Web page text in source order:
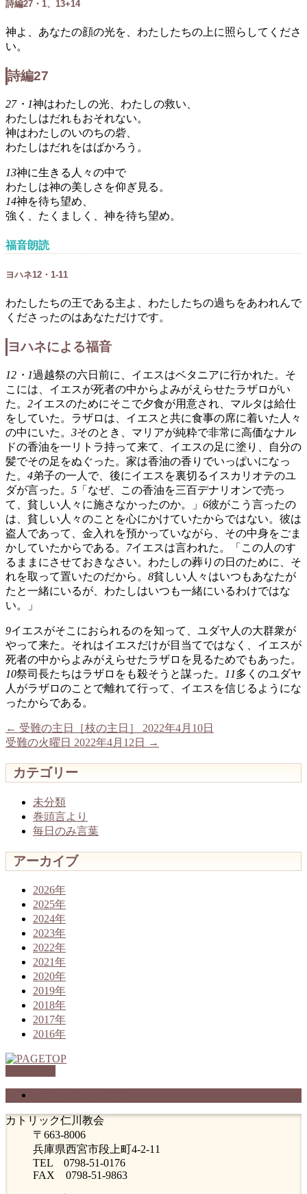
詩編27・1、13+14
神よ、あなたの顔の光を、わたしたちの上に照らしてくださ
い。
詩編27
27・1神はわたしの光、わたしの救い、
わたしはだれもおそれない。
神はわたしのいのちの砦、
わたしはだれをはばかろう。
13神に生きる人々の中で
わたしは神の美しさを仰ぎ見る。
14神を待ち望め、
強く、たくましく、神を待ち望め。
福音朗読
ヨハネ12・1-11
わたしたちの王である主よ、わたしたちの過ちをあわれんで
くださったのはあなただけです。
ヨハネによる福音
12・1過越祭の六日前に、イエスはベタニアに行かれた。そ
こには、イエスが死者の中からよみがえらせたラザロがい
た。 2イエスのためにそこで夕食が用意され、マルタは給仕
をしていた。ラザロは、イエスと共に食事の席に着いた人々
の中にいた。 3そのとき、マリアが純粋で非常に高価なナル
ドの香油を一リトラ持って来て、イエスの足に塗り、自分の
髪でその足をぬぐった。家は香油の香りでいっぱいになっ
た。 4弟子の一人で、後にイエスを裏切るイスカリオテのユ
ダが言った。 5 「なぜ、この香油を三百デナリオンで売っ
て、貧しい人々に施さなかったのか。」 6彼がこう言ったの
は、貧しい人々のことを心にかけていたからではない。彼は
盗人であって、金入れを預かっていながら、その中身をごま
かしていたからである。 7イエスは言われた。「この人のす
るままにさせておきなさい。わたしの葬りの日のために、そ
れを取って置いたのだから。 8貧しい人々はいつもあなたが
たと一緒にいるが、わたしはいつも一緒にいるわけではな
い。」
9イエスがそこにおられるのを知って、ユダヤ人の大群衆が
やって来た。それはイエスだけが目当てではなく、イエスが
死者の中からよみがえらせたラザロを見るためでもあった。
10祭司長たちはラザロをも殺そうと謀った。 11多くのユダヤ
人がラザロのことで離れて行って、イエスを信じるようにな
ったからである。
← 受難の主日［枝の主日］ 2022年4月10日
受難の火曜日 2022年4月12日
→
カテゴリー
未分類
巻頭言より
毎日のみ言葉
アーカイブ
2026年
2025年
2024年
2023年
2022年
2021年
2020年
2019年
2018年
2017年
2016年
カトリック仁川教会
〒663-8006
兵庫県西宮市段上町4-2-11
TEL 0798-51-0176
FAX 0798-51-9863